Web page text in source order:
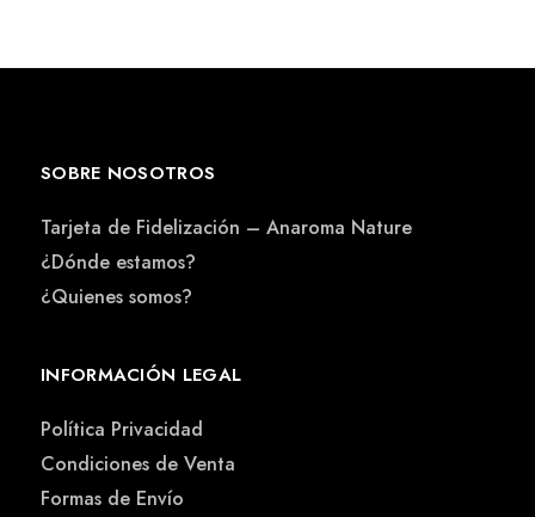
SOBRE NOSOTROS
Tarjeta de Fidelización – Anaroma Nature
¿Dónde estamos?
¿Quienes somos?
INFORMACIÓN LEGAL
Política Privacidad
Condiciones de Venta
Formas de Envío